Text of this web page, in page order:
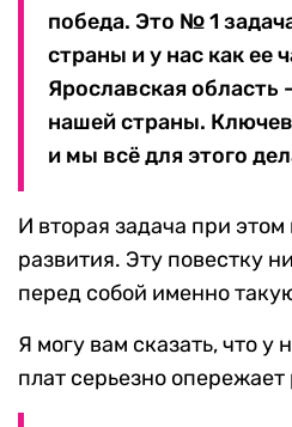
победа. Это № 1
страны и у нас как ее
Ярославская область
нашей страны.
и мы всё для этого
И вторая задача при
развития. Эту повестку
перед собой именно
Я могу вам сказать, что у
плат серьезно